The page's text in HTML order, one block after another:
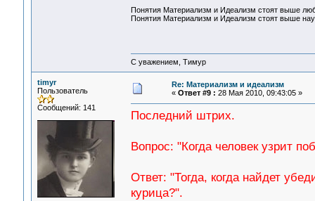
Понятия Материализм и Идеализм стоят выше
Понятия Материализм и Идеализм стоят выше
С уважением, Тимур
timyr
Пользователь
Сообщений: 141
Re: Материализм и идеализм
« Ответ #9 : 28 Мая 2010, 09:43:05 »
Последний штрих.
Вопрос: "Когда человек узрит
Ответ: "Тогда, когда найдет
курица?".